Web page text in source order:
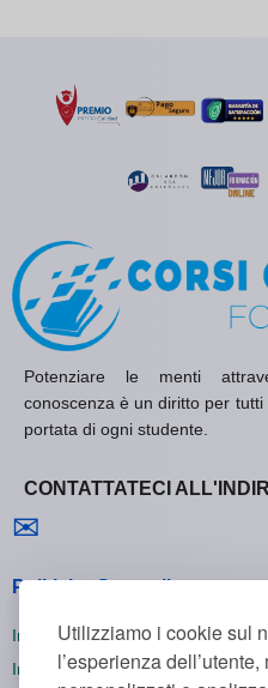
Utilizziamo i cookie sul
l’esperienza
Potenziare le menti
conoscenza è un diritto per
portata di ogni studente.
CONTATTATECI
✉
Politiche Generali
Informativa sulla Privacy
Informativa sui Cookie